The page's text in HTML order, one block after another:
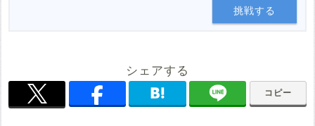
挑戦する
シェアする
コピー